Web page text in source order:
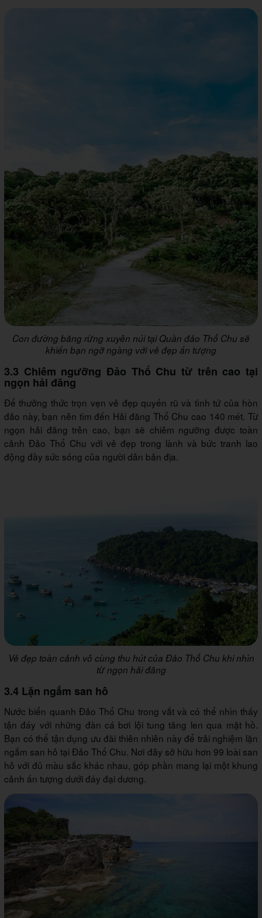
Con đường băng rừng xuyên núi tại Quần đảo Thổ Chu sẽ
khiến bạn ngỡ ngàng với vẻ đẹp ấn tượng
3.3 Chiêm ngưỡng Đảo Thổ Chu từ trên cao tại
ngọn hải đăng
Để thưởng thức trọn vẹn vẻ đẹp quyến rũ và tình tứ của hòn
đảo này, bạn nên tìm đến Hải đăng Thổ Chu cao 140 mét. Từ
ngọn hải đăng trên cao, bạn sẽ chiêm ngưỡng được toàn
cảnh Đảo Thổ Chu với vẻ đẹp trong lành và bức tranh lao
động đầy sức sống của người dân bản địa.
Vẻ đẹp toàn cảnh vô cùng thu hút của Đảo Thổ Chu khi nhìn
từ ngọn hải đăng
3.4 Lặn ngắm san hô
Nước biển quanh Đảo Thổ Chu trong vắt và có thể nhìn thấy
tận đáy với những đàn cá bơi lội tung tăng len qua mặt hồ.
Bạn có thể tận dụng ưu đãi thiên nhiên này để trải nghiệm lặn
ngắm san hô tại Đảo Thổ Chu. Nơi đây sở hữu hơn 99 loài san
hô với đủ màu sắc khác nhau, góp phần mang lại một khung
cảnh ấn tượng dưới đáy đại dương.